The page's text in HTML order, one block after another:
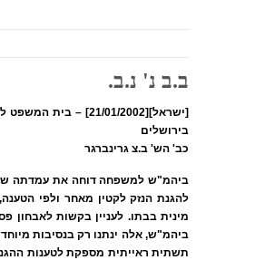
ב.ב נ' נ.ב.
[ישראל][21/01/2002] – בית
בירושלים
כב' הש' ב.צ גרינברגר
ביהמ"ש למשפחה דוחה את עמדתה
להגנת הנזק לקטין מאחר ולפי
מינית בבתו. לעניין בקשות לאבחון
ביהמ"ש, אלה ינתנו רק בנסיבות
תשתית ראייתית מספקת לטענות